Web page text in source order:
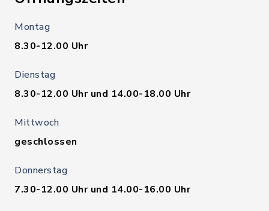
Montag
8.30-12.00 Uhr
Dienstag
8.30-12.00 Uhr und 14.00-18.00 Uhr
Mittwoch
geschlossen
Donnerstag
7.30-12.00 Uhr und 14.00-16.00 Uhr